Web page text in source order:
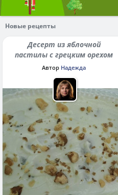
Новые рецепты
Десерт из яблочной
пастилы с грецким орехом
Автор Надежда